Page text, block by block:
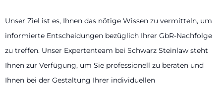
Unser Ziel ist es, Ihnen das nötige Wissen zu vermitteln, um
informierte Entscheidungen bezüglich Ihrer GbR-Nachfolge
zu treffen. Unser Expertenteam bei Schwarz Steinlaw steht
Ihnen zur Verfügung, um Sie professionell zu beraten und
Ihnen bei der Gestaltung Ihrer individuellen